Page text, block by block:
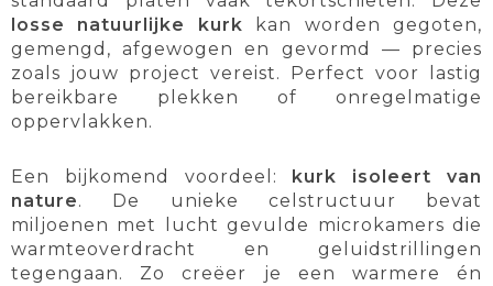
losse natuurlijke kurk kan worden gegoten,
gemengd, afgewogen en gevormd — precies
zoals jouw project vereist. Perfect voor lastig
bereikbare plekken of onregelmatige
oppervlakken.
Een bijkomend voordeel:
kurk isoleert van
nature. De unieke celstructuur bevat
miljoenen met lucht gevulde microkamers die
warmteoverdracht en geluidstrillingen
tegengaan. Zo creëer je een warmere én